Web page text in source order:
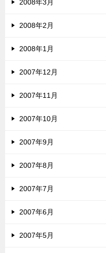
2008年3月
2008年2月
2008年1月
2007年12月
2007年11月
2007年10月
2007年9月
2007年8月
2007年7月
2007年6月
2007年5月